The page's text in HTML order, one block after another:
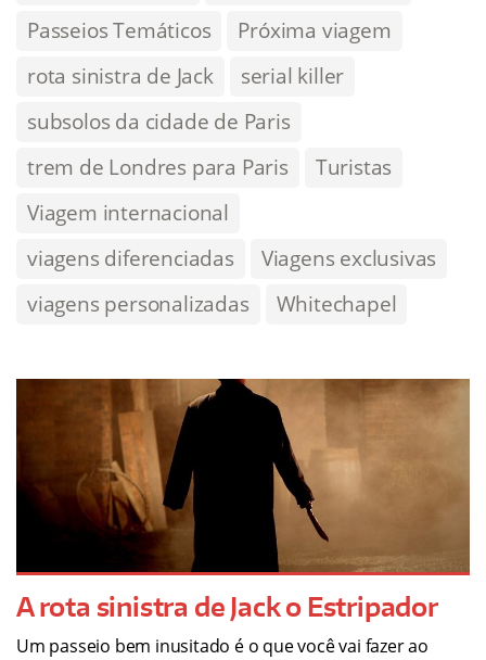
Passeios Temáticos
Próxima viagem
rota sinistra de Jack
serial killer
subsolos da cidade de Paris
trem de Londres para Paris
Turistas
Viagem internacional
viagens diferenciadas
Viagens exclusivas
viagens personalizadas
Whitechapel
A rota sinistra de Jack o Estripador
Um passeio bem inusitado é o que você vai fazer ao